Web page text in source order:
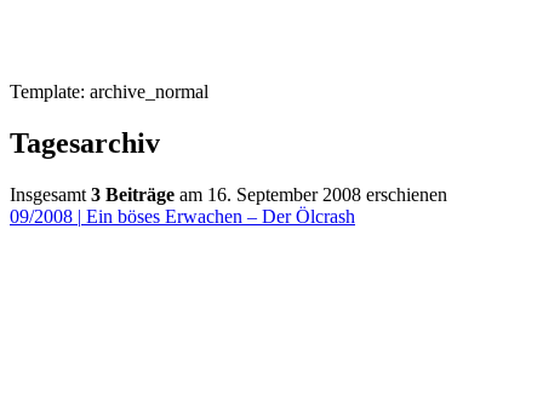
Template: archive_normal
Tagesarchiv
Insgesamt 3 Beiträge am 16. September 2008 erschienen
09/2008 | Ein böses Erwachen – Der Ölcrash